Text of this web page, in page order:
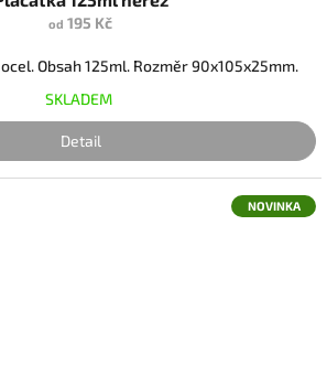
od 195 Kč
Obsah 125ml. Rozměr 90x105x25mm.
SKLADEM
Detail
NOVINKA